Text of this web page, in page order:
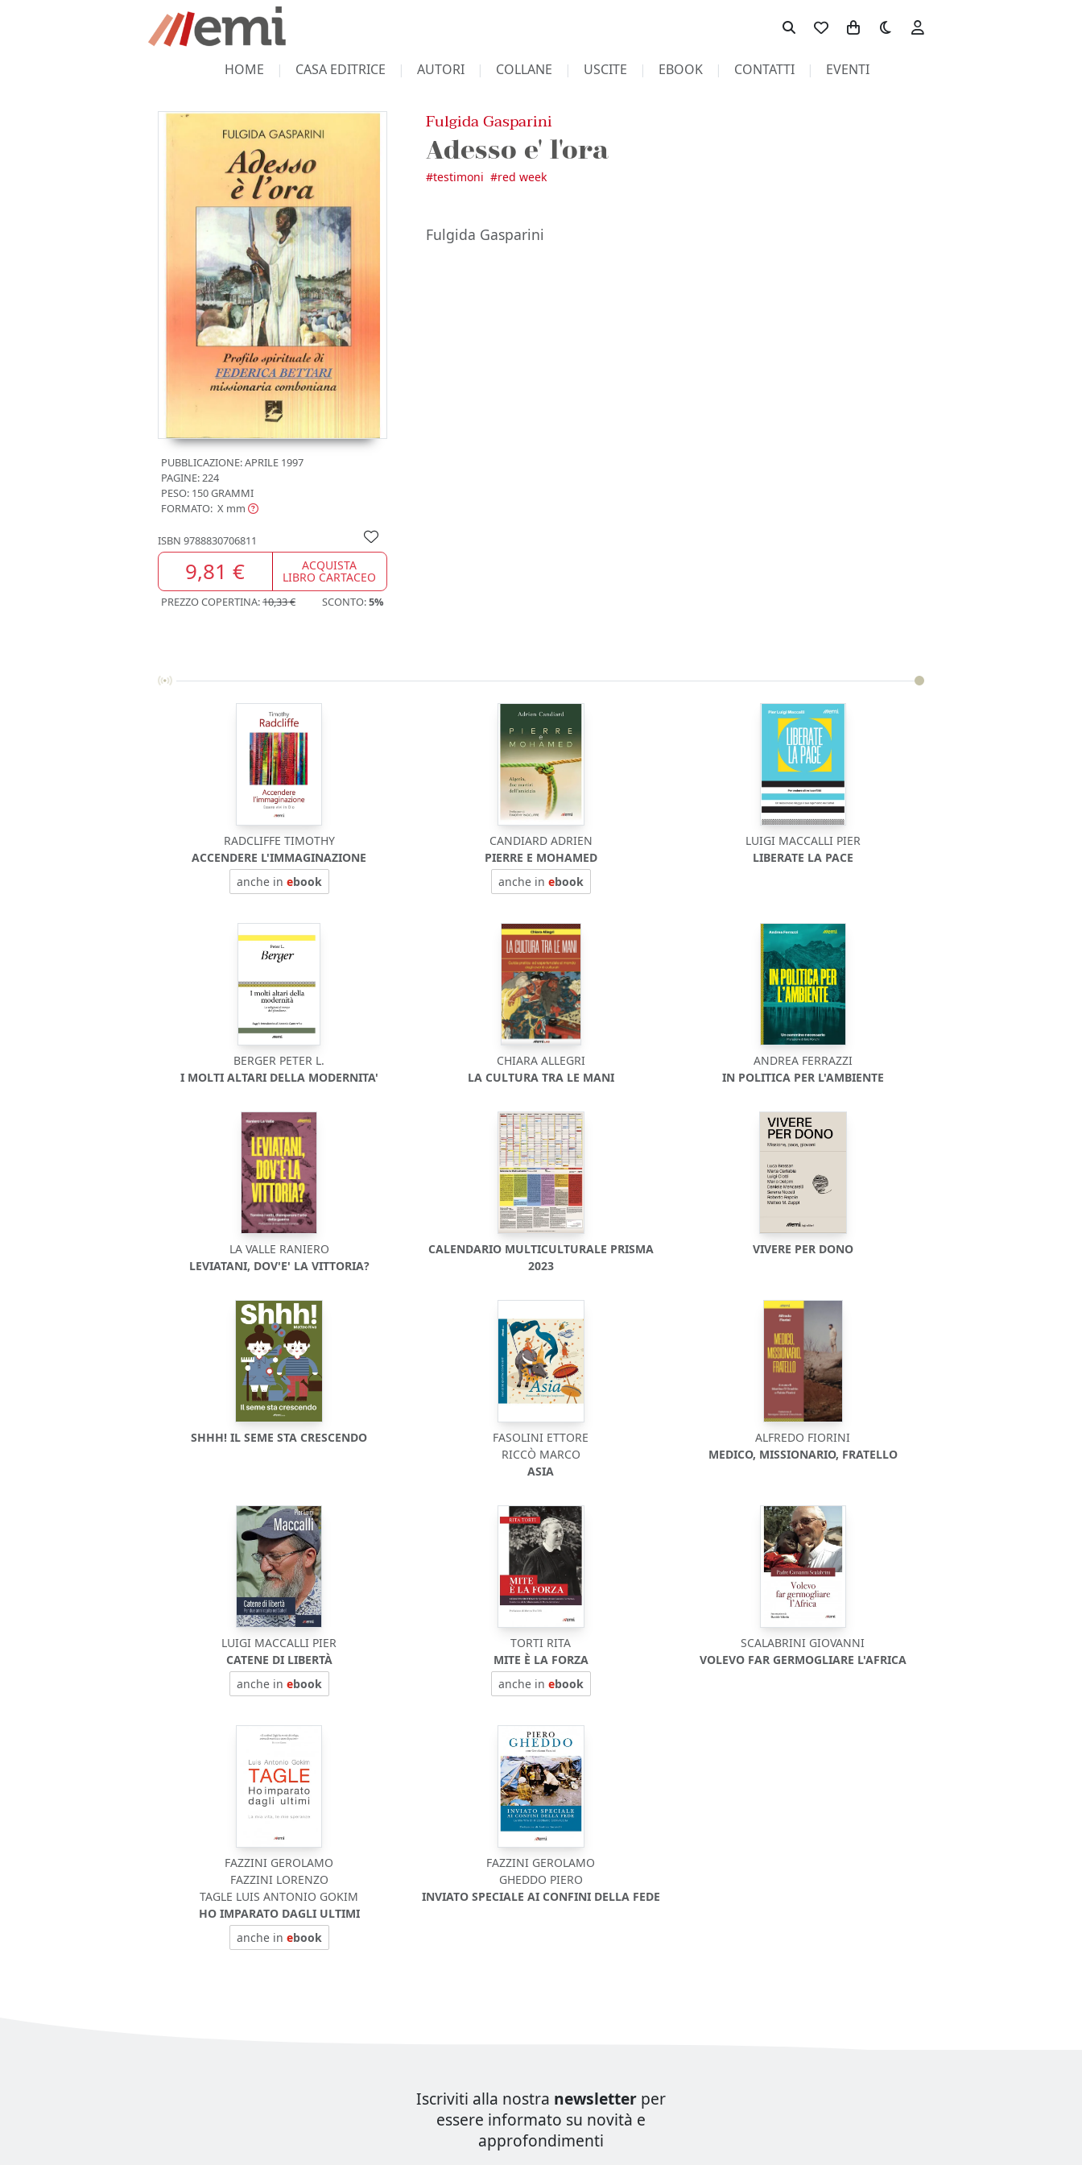
Toggle theme
HOME CASA EDITRICE AUTORI COLLANE USCITE EBOOK CONTATTI EVENTI
PUBBLICAZIONE:APRILE 1997
PAGINE: 224
PESO: 150 GRAMMI
FORMATO: X mm
ISBN 9788830706811
9,81 € ACQUISTA
LIBRO CARTACEO
PREZZO COPERTINA:10,33 € SCONTO:5%
Fulgida Gasparini
Adesso e' l'ora
#testimoni #red week
Fulgida Gasparini
RADCLIFFE TIMOTHY
ACCENDERE L'IMMAGINAZIONE
anche in ebook
CANDIARD ADRIEN
PIERRE E MOHAMED
anche in ebook
LUIGI MACCALLI PIER
LIBERATE LA PACE
BERGER PETER L.
I MOLTI ALTARI DELLA MODERNITA'
CHIARA ALLEGRI
LA CULTURA TRA LE MANI
ANDREA FERRAZZI
IN POLITICA PER L'AMBIENTE
LA VALLE RANIERO
LEVIATANI, DOV'E' LA VITTORIA?
CALENDARIO MULTICULTURALE PRISMA
2023
VIVERE PER DONO
SHHH! IL SEME STA CRESCENDO
FASOLINI ETTORE
RICCÒ MARCO
ASIA
ALFREDO FIORINI
MEDICO, MISSIONARIO, FRATELLO
LUIGI MACCALLI PIER
CATENE DI LIBERTÀ
anche in ebook
TORTI RITA
MITE È LA FORZA
anche in ebook
SCALABRINI GIOVANNI
VOLEVO FAR GERMOGLIARE L'AFRICA
FAZZINI GEROLAMO
FAZZINI LORENZO
TAGLE LUIS ANTONIO GOKIM
HO IMPARATO DAGLI ULTIMI
anche in ebook
FAZZINI GEROLAMO
GHEDDO PIERO
INVIATO SPECIALE AI CONFINI DELLA FEDE
Iscriviti alla nostra newsletter per
essere informato su novità e
approfondimenti